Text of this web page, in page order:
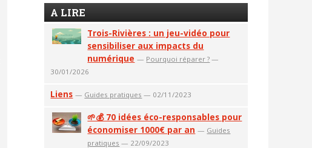
A LIRE
Trois-Rivières : un jeu-vidéo pour
sensibiliser aux impacts du
numérique — Pourquoi réparer ? —
30/01/2026
Liens — Guides pratiques — 02/11/2023
🌱💰 70 idées éco-responsables pour
économiser 1000€ par an — Guides
pratiques — 22/09/2023